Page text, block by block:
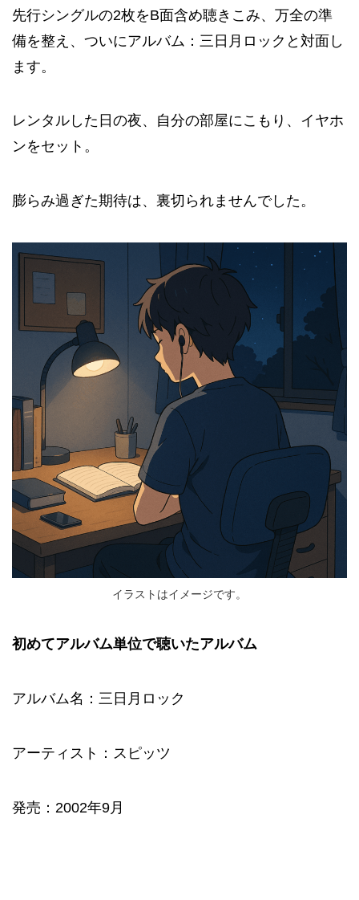
先行シングルの2枚をB面含め聴きこみ、万全の準
備を整え、ついにアルバム：三日月ロックと対面し
ます。
レンタルした日の夜、自分の部屋にこもり、イヤホ
ンをセット。
膨らみ過ぎた期待は、裏切られませんでした。
イラストはイメージです。
初めてアルバム単位で聴いたアルバム
アルバム名：三日月ロック
アーティスト：スピッツ
発売：2002年9月